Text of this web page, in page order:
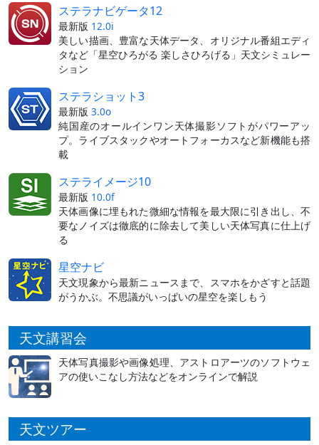
ステラナビゲータ12
最新版 12.0i
美しい描画、豊富な天体データ、オリジナル番組エディ
タなど「星空ひろがる 楽しさひろげる」天文シミュレー
ション
ステラショット3
最新版 3.0o
純国産のオールインワン天体撮影ソフトがパワーアッ
プ。ライブスタックやオートフォーカスなど新機能も搭
載
ステライメージ10
最新版 10.0f
天体画像に埋もれた微細な情報を最大限に引き出し、不
要なノイズは徹底的に除去して美しい天体写真に仕上げ
る
星空ナビ
天文現象から最新ニュースまで、スマホをかざすと話題
がうかぶ。不思議がいっぱいの星空を楽しもう
天文講習会
天体写真撮影や画像処理、アストロアーツのソフトウェ
アの使いこなし方法などをオンラインで解説
天文ツアー